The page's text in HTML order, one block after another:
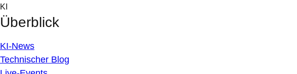
Skip
to
content
KI
Überblick
KI-News
Technischer Blog